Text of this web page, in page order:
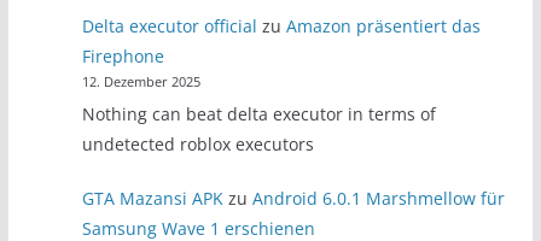
Delta executor official zuAmazon präsentiert das
Firephone
12. Dezember 2025
Nothing can beat delta executor in terms of
undetected roblox executors
GTA Mazansi APK zuAndroid 6.0.1 Marshmellow für
Samsung Wave 1 erschienen